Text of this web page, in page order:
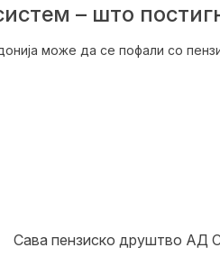
– што
може да се пофали со
Сава пензиско друштво АД